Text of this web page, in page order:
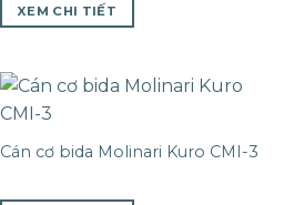
XEM CHI TIẾT
Cán cơ bida Molinari Kuro CMI-3